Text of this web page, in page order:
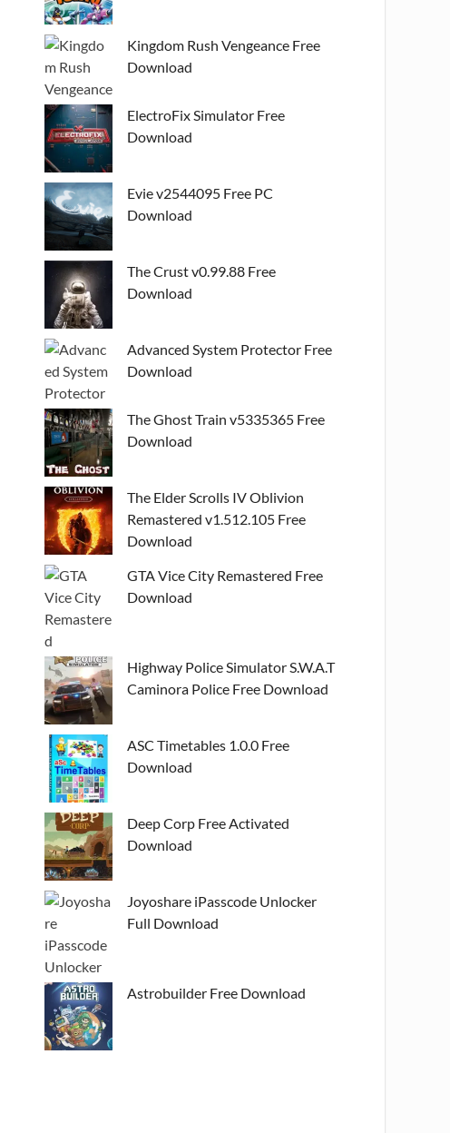
Kingdom Rush Vengeance Free
Download
ElectroFix Simulator Free
Download
Evie v2544095 Free PC
Download
The Crust v0.99.88 Free
Download
Advanced System Protector Free
Download
The Ghost Train v5335365 Free
Download
The Elder Scrolls IV Oblivion
Remastered v1.512.105 Free
Download
GTA Vice City Remastered Free
Download
Highway Police Simulator S.W.A.T
Caminora Police Free Download
ASC Timetables 1.0.0 Free
Download
Deep Corp Free Activated
Download
Joyoshare iPasscode Unlocker
Full Download
Astrobuilder Free Download